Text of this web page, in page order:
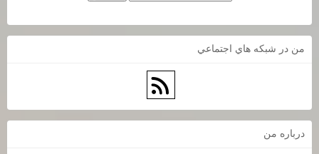
من در شبكه هاي اجتماعي
درباره من